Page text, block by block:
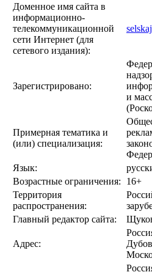
Доменное имя сайта в
информационно-
телекоммуникационной
сети Интернет (для
сетевого издания):
Зарегистрировано:
и
Примерная тематика и
(или) специализация:
Язык:
Возрастные ограничения:
16+
Территория
распространения:
Главный редактор сайта:
Адрес: